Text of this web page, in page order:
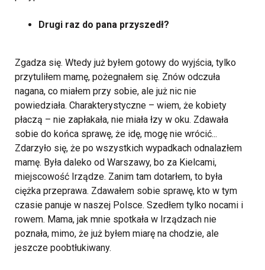
Drugi raz do pana przyszedł?
Zgadza się. Wtedy już byłem gotowy do wyjścia, tylko
przytuliłem mamę, pożegnałem się. Znów odczuła
nagana, co miałem przy sobie, ale już nic nie
powiedziała. Charakterystyczne – wiem, że kobiety
płaczą – nie zapłakała, nie miała łzy w oku. Zdawała
sobie do końca sprawę, że idę, mogę nie wrócić...
Zdarzyło się, że po wszystkich wypadkach odnalazłem
mamę. Była daleko od Warszawy, bo za Kielcami,
miejscowość Irządze. Zanim tam dotarłem, to była
ciężka przeprawa. Zdawałem sobie sprawę, kto w tym
czasie panuje w naszej Polsce. Szedłem tylko nocami i
rowem. Mama, jak mnie spotkała w Irządzach nie
poznała, mimo, że już byłem miarę na chodzie, ale
jeszcze poobtłukiwany.